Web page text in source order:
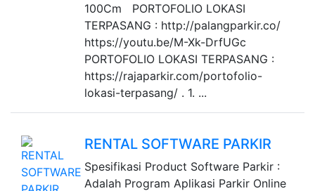
100Cm PORTOFOLIO LOKASI
TERPASANG : http://palangparkir.co/
https://youtu.be/M-Xk-DrfUGc
PORTOFOLIO LOKASI TERPASANG :
https://rajaparkir.com/portofolio-
lokasi-terpasang/ . 1. ...
RENTAL SOFTWARE PARKIR
Spesifikasi Product Software Parkir :
Adalah Program Aplikasi Parkir Online